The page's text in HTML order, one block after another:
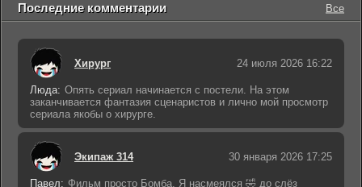
Последние комментарии Все
Хирург 24 июля 2026 16:22
Люда: Опять сериал начинается с постели. На этом
заканчивается фантазия сценаристов и лично мой просмотр
сериала якобы о хирурге.
Экипаж 314 30 января 2026 17:25
Павел: Фильм просто Бомба. Я насмеялся 🤣 до слёз